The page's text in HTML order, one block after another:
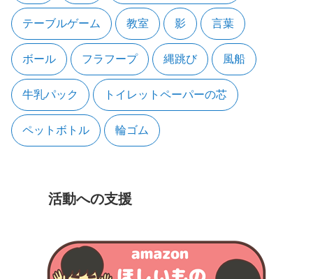
テーブルゲーム 教室 影 言葉
ボール フラフープ 縄跳び 風船
牛乳パック トイレットペーパーの芯
ペットボトル 輪ゴム
活動への支援